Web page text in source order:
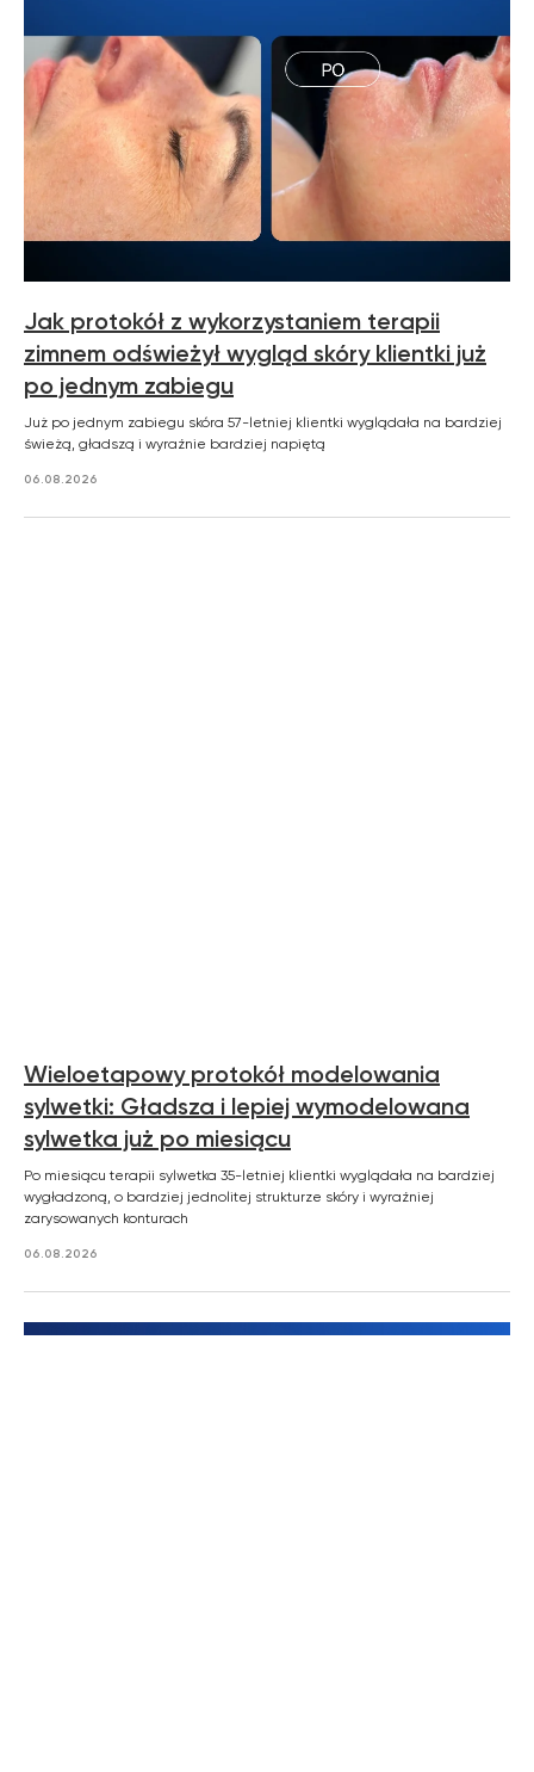
Jak protokół z wykorzystaniem terapii
zimnem odświeżył wygląd skóry klientki już
po jednym zabiegu
Już po jednym zabiegu skóra 57-letniej klientki wyglądała na bardziej
świeżą, gładszą i wyraźnie bardziej napiętą
06.08.2026
Wieloetapowy protokół modelowania
sylwetki: Gładsza i lepiej wymodelowana
sylwetka już po miesiącu
Po miesiącu terapii sylwetka 35-letniej klientki wyglądała na bardziej
wygładzoną, o bardziej jednolitej strukturze skóry i wyraźniej
zarysowanych konturach
06.08.2026
zemits.co.uk
zemits.eu
zemits.es
zemits.de
Zemits
a-esthetic.co.uk
advance-esthetic.us
Marketplaces